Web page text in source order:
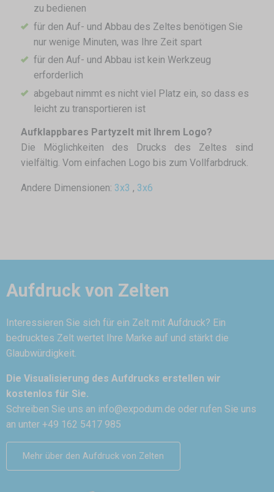
zu bedienen
für den Auf- und Abbau des Zeltes benötigen Sie
nur wenige Minuten, was Ihre Zeit spart
für den Auf- und Abbau ist kein Werkzeug
erforderlich
abgebaut nimmt es nicht viel Platz ein, so dass es
leicht zu transportieren ist
Aufklappbares Partyzelt mit Ihrem Logo?
Die Möglichkeiten des Drucks des Zeltes sind
vielfältig. Vom einfachen Logo bis zum Vollfarbdruck.
Andere Dimensionen: 3x3 , 3x6
Aufdruck von Zelten
Interessieren Sie sich für ein Zelt mit Aufdruck? Ein
bedrucktes Zelt wertet Ihre Marke auf und stärkt die
Glaubwürdigkeit.
Die Visualisierung des Aufdrucks erstellen wir
kostenlos für Sie.
Schreiben Sie uns an info@expodum.de oder rufen Sie uns
an unter +49 162 5417 985
Mehr über den Aufdruck von Zelten